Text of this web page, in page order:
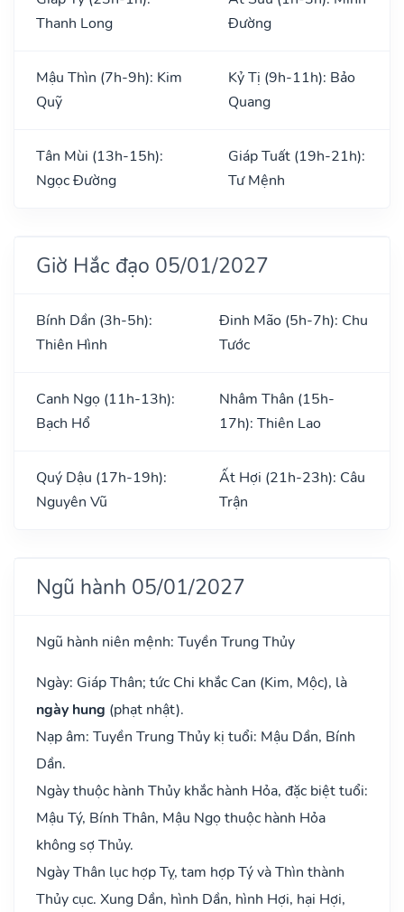
Thanh Long
Đường
Mậu Thìn (7h-9h): Kim
Quỹ
Kỷ Tị (9h-11h): Bảo
Quang
Tân Mùi (13h-15h):
Ngọc Đường
Giáp Tuất (19h-21h):
Tư Mệnh
Giờ Hắc đạo 05/01/2027
Bính Dần (3h-5h):
Thiên Hình
Đinh Mão (5h-7h): Chu
Tước
Canh Ngọ (11h-13h):
Bạch Hổ
Nhâm Thân (15h-
17h): Thiên Lao
Quý Dậu (17h-19h):
Nguyên Vũ
Ất Hợi (21h-23h): Câu
Trận
Ngũ hành 05/01/2027
Ngũ hành niên mệnh: Tuyền Trung Thủy
Ngày: Giáp Thân; tức Chi khắc Can (Kim, Mộc), là
ngày hung (phạt nhật).
Nạp âm: Tuyền Trung Thủy kị tuổi: Mậu Dần, Bính
Dần.
Ngày thuộc hành Thủy khắc hành Hỏa, đặc biệt tuổi:
Mậu Tý, Bính Thân, Mậu Ngọ thuộc hành Hỏa
không sợ Thủy.
Ngày Thân lục hợp Tỵ, tam hợp Tý và Thìn thành
Thủy cục. Xung Dần, hình Dần, hình Hợi, hại Hợi,